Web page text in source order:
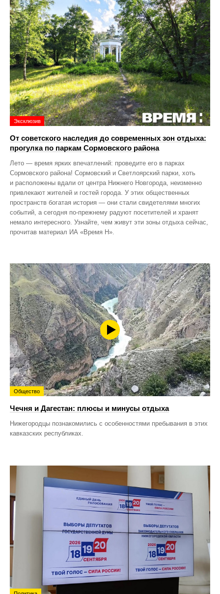
Эксклюзив
От советского наследия до современных зон отдыха:
прогулка по паркам Сормовского района
Лето — время ярких впечатлений: проведите его в парках
Сормовского района! Сормовский и Светлоярский парки, хоть
и расположены вдали от центра Нижнего Новгорода, неизменно
привлекают жителей и гостей города. У этих общественных
пространств богатая история — они стали свидетелями многих
событий, а сегодня по‑прежнему радуют посетителей и хранят
немало интересного. Узнайте, чем живут эти зоны отдыха сейчас,
прочитав материал ИА «Время Н».
Общество
Чечня и Дагестан: плюсы и минусы отдыха
Нижегородцы познакомились с особенностями пребывания в этих
кавказских республиках.